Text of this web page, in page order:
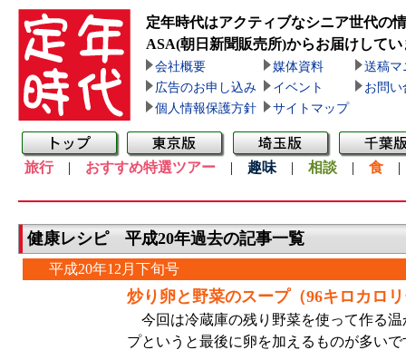
定年時代はアクティブなシニア世代の
ASA(朝日新聞販売所)からお届けしてい
会社概要 媒体資料
送稿マ
広告のお申し込み
イベント
お問い
個人情報保護方針
サイトマップ
旅行| おすすめ特選ツアー | 趣味 | 相談 | 食
健康レシピ 平成20年過去の記事一覧
平成20年12月下旬号
炒り卵と野菜のスープ（96キロカロ
今回は冷蔵庫の残り野菜を使って作る
プというと最後に卵を加えるものが多い